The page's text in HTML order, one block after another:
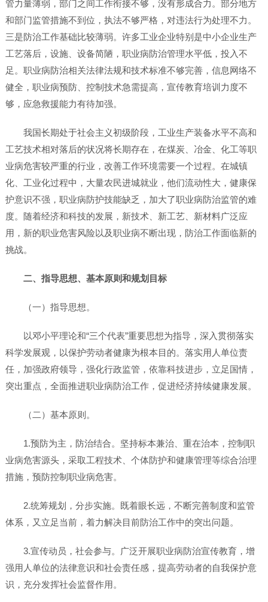
管力量薄弱，部门之间工作衔接不够，没有形成合力。部分地方
和部门监管措施不到位，执法不够严格，对违法行为处理不力。
三是防治工作基础比较薄弱。许多工业企业特别是中小企业生产
工艺落后，设施、设备简陋，职业病防治管理水平低，投入不
足。职业病防治相关法律法规和技术标准不够完善，信息网络不
健全，职业病预防、控制技术急需提高，宣传教育培训力度不
够，应急救援能力有待加强。
我国长期处于社会主义初级阶段，工业生产装备水平不高和
工艺技术相对落后的状况将长期存在，在煤炭、冶金、化工等职
业病危害较严重的行业，改善工作环境需要一个过程。在城镇
化、工业化过程中，大量农民进城就业，他们流动性大，健康保
护意识不强，职业病防护技能缺乏，加大了职业病防治监管的难
度。随着经济和科技的发展，新技术、新工艺、新材料广泛应
用，新的职业危害风险以及职业病不断出现，防治工作面临新的
挑战。
二、指导思想、基本原则和规划目标
（一）指导思想。
以邓小平理论和“三个代表”重要思想为指导，深入贯彻落实
科学发展观，以保护劳动者健康为根本目的。落实用人单位责
任，加强政府领导，强化行政监管，依靠科技进步，立足国情，
突出重点，全面推进职业病防治工作，促进经济持续健康发展。
（二）基本原则。
1.预防为主，防治结合。坚持标本兼治、重在治本，控制职
业病危害源头，采取工程技术、个体防护和健康管理等综合治理
措施，预防控制职业病危害。
2.统筹规划，分步实施。既着眼长远，不断完善制度和监管
体系，又立足当前，着力解决目前防治工作中的突出问题。
3.宣传动员，社会参与。广泛开展职业病防治宣传教育，增
强用人单位的法律意识和社会责任感，提高劳动者的自我保护意
识，充分发挥社会监督作用。